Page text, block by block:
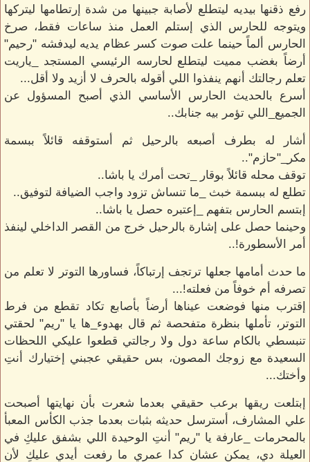
رفع ذقنها بيديه ليتطلع لأصابة جبينها من شدة إرتطامها ليتركها
ويتوجه للحارس الذي إستلم العمل منذ ساعات فقط، صرخ
الحارس ألماً حينما علت صوت كسر عظام يديه ليدفشه "رحيم"
أرضاً بغضب مميت ليتطلع لحارسه الرئيسي المستجد _ياريت
تعلم رجالتك أنهم ينفذوا اللي أقوله بالحرف لا أزيد ولا أقل...
أسرع بالحديث الحارس الأساسي الذي أصبح المسؤول عن
الجميع_اللي تؤمر بيه جنابك..
أشار له بطرف أصبعه بالرحيل ثم أستوقفه قائلاً ببسمة
مكر_"حازم"..
توقف محله قائلاً بوقار _تحت أمرك يا باشا..
تطلع له ببسمة خبث _ما تنساش تزود واجب الضيافة لتوفيق..
إبتسم الحارس بتفهم _إعتبره حصل يا باشا..
وحينما حصل على إشارة بالرحيل خرج من القصر الداخلي لينفذ
أمر الأسطورة!..
ما حدث أمامها جعلها ترتجف إرتباكاً، فساورها التوتر لا تعلم من
تصرفه أم خوفاً من فعلته!...
إقترب منها فوضعت عيناها أرضاً بأصابع تكاد تقطع من فرط
التوتر، تأملها بنظرة متفحصة ثم قال بهدوء_ها يا "ريم" لحقتي
تنبسطي بالكام ساعة دول ولا رجالتي قطعوا عليكي اللحظات
السعيدة مع زوجك المصون، بس حقيقي عجبني إختيارك أنتِ
وأختك...
إبتلعت ريقها برعب حقيقي بعدما شعرت بأن نهايتها أصبحت
علي المشارف، أسترسل حديثه بثبات بعدما جذب الكأس المعبأ
بالمحرمات _عارفة يا "ريم" أنتِ الوحيدة اللي بشفق عليكِ في
العيلة دي، يمكن عشان كدا عمري ما رفعت أيدي عليكِ لأن